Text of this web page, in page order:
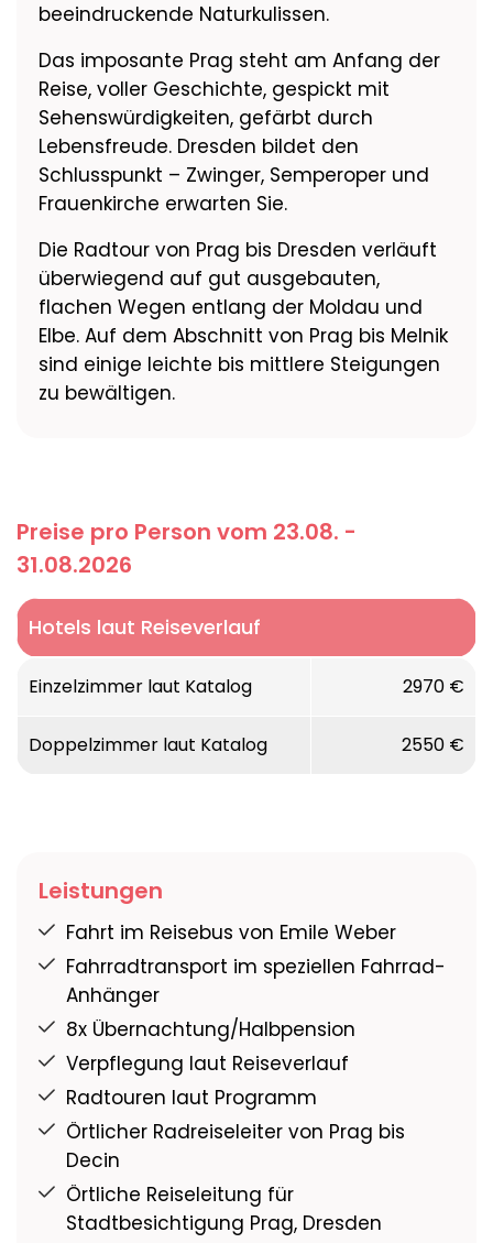
beeindruckende Naturkulissen.
Das imposante Prag steht am Anfang der
Reise, voller Geschichte, gespickt mit
Sehenswürdigkeiten, gefärbt durch
Lebensfreude. Dresden bildet den
Schlusspunkt – Zwinger, Semperoper und
Frauenkirche erwarten Sie.
Die Radtour von Prag bis Dresden verläuft
überwiegend auf gut ausgebauten,
flachen Wegen entlang der Moldau und
Elbe. Auf dem Abschnitt von Prag bis Melnik
sind einige leichte bis mittlere Steigungen
zu bewältigen.
Preise pro Person vom 23.08. -
31.08.2026
Hotels laut Reiseverlauf
Einzelzimmer laut Katalog 2970 €
Doppelzimmer laut Katalog 2550 €
Leistungen
Fahrt im Reisebus von Emile Weber
Fahrradtransport im speziellen Fahrrad-
Anhänger
8x Übernachtung/Halbpension
Verpflegung laut Reiseverlauf
Radtouren laut Programm
Örtlicher Radreiseleiter von Prag bis
Decin
Örtliche Reiseleitung für
Stadtbesichtigung Prag, Dresden